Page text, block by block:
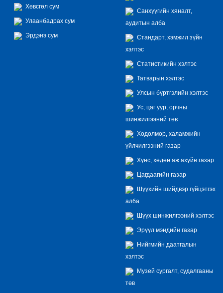
Хөвсгөл сум
Улаанбадрах сум
Эрдэнэ сум
Санхүүгийн хяналт,
аудитын алба
Стандарт, хэмжил зүйн
хэлтэс
Статистикийн хэлтэс
Татварын хэлтэс
Улсын бүртгэлийн хэлтэс
Ус, цаг уур, орчны
шинжилгээний төв
Хөдөлмөр, халамжийн
үйлчилгээний газар
Хүнс, хөдөө аж ахуйн газар
Цагдаагийн газар
Шүүхийн шийдвэр гүйцэтгэх
алба
Шүүх шинжилгээний хэлтэс
Эрүүл мэндийн газар
Нийгмийн даатгалын
хэлтэс
Музей сургалт, судалгааны
төв